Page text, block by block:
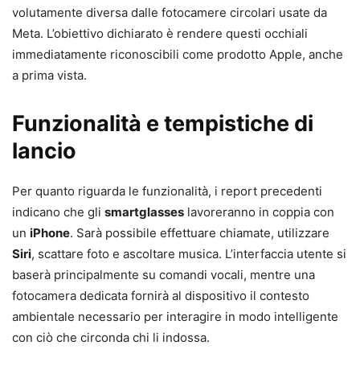
volutamente diversa dalle fotocamere circolari usate da
Meta. L’obiettivo dichiarato è rendere questi occhiali
immediatamente riconoscibili come prodotto Apple, anche
a prima vista.
Funzionalità e tempistiche di
lancio
Per quanto riguarda le funzionalità, i report precedenti
indicano che gli smartglasses lavoreranno in coppia con
un iPhone. Sarà possibile effettuare chiamate, utilizzare
Siri, scattare foto e ascoltare musica. L’interfaccia utente si
baserà principalmente su comandi vocali, mentre una
fotocamera dedicata fornirà al dispositivo il contesto
ambientale necessario per interagire in modo intelligente
con ciò che circonda chi li indossa.